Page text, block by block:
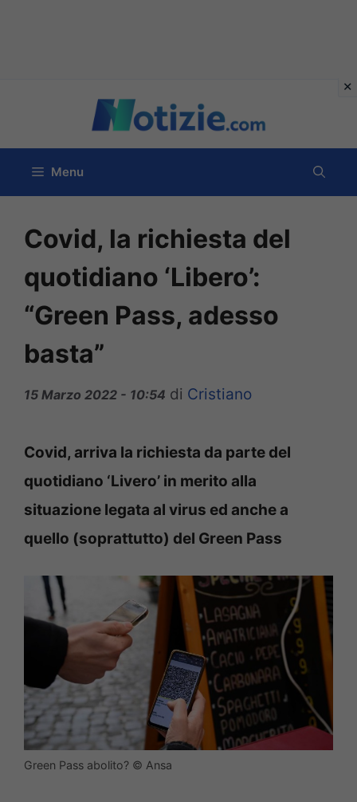
contenuto
Menu
Covid, la richiesta del
quotidiano ‘Libero’:
“Green Pass, adesso
basta”
15 Marzo 2022 - 10:54 di Cristiano
Covid, arriva la richiesta da parte del
quotidiano ‘Livero’ in merito alla
situazione legata al virus ed anche a
quello (soprattutto) del Green Pass
Green Pass abolito? © Ansa